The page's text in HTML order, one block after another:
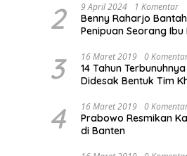
2 9 April 2024 1 Komentar
Benny Raharjo
Penipuan Seorang
3 16 Maret 2019 0
14 Tahun
Didesak Bentuk Tim
4 16 Maret 2019 0
Prabowo Resmikan
di Banten